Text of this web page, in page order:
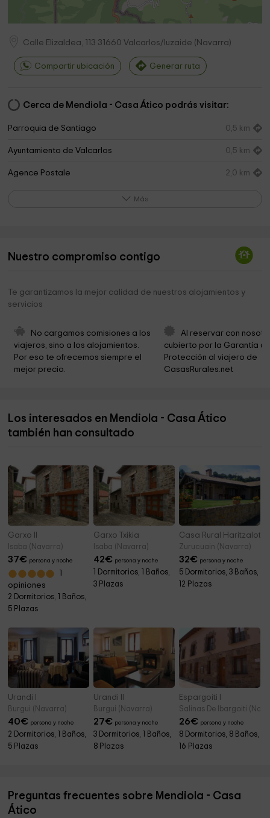
Calle Elizaldea, 113 31660 Valcarlos/luzaide ( Navarra)
Compartir ubicación Generar ruta
Cerca de Mendiola - Casa Ático podrás visitar:
Parroquia de Santiago 0,5 km
Ayuntamiento de Valcarlos 0,5 km
Agence Postale 2,0 km
Auria Orreaga 9,7 km
Roncesvallles salida Orbaizeta
Menditxuri - Cima Askaxarreta
Arms Factory Orbaizeta
El Bosque De Las Brujas 11,2 km
Cementerio de Burguete 11,8 km
Más
Nuestro compromiso contigo
Te garantizamos la mejor calidad de nuestros alojamientos y
servicios
No cargamos comisiones a los
viajeros, sino a los alojamientos.
Por eso te ofrecemos siempre el
mejor precio.
Al reservar con
cubierto por la Garantía
Protección al viajero de
CasasRurales.net
Los interesados en Mendiola - Casa Ático
también han consultado
Garxo II
Isaba (Navarra)
37€ persona y noche
opiniones
2 Dormitorios, 1 Baños,
5 Plazas
Garxo Txikia
Isaba (Navarra)
42€ persona y noche
1 Dormitorios, 1 Baños,
3 Plazas
Casa Rural Haritzalotz
Zurucuain (Navarra)
32€ persona y noche
5 Dormitorios, 3 Baños,
12 Plazas
Urandi I
Burgui (Navarra)
40€ persona y noche
2 Dormitorios, 1 Baños,
5 Plazas
Urandi II
Burgui (Navarra)
27€ persona y noche
3 Dormitorios, 1 Baños,
8 Plazas
Espargoiti I
Salinas De Ibargoiti
26€ persona y noche
8 Dormitorios, 8 Baños,
16 Plazas
Preguntas frecuentes sobre Mendiola - Casa
Ático